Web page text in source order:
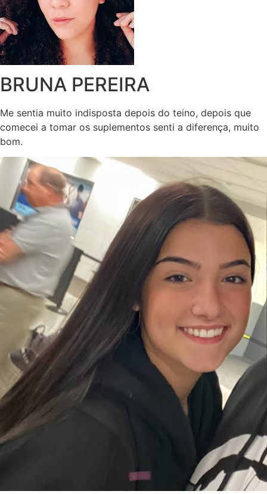
BRUNA PEREIRA
Me sentia muito indisposta depois do teino, depois que
comecei a tomar os suplementos senti a diferença, muito
bom.